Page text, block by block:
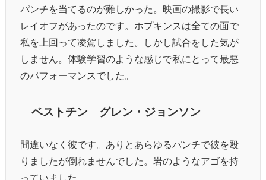
パンチを当てるのが難しかった。映画の撮影で長い
レイオフがあったのです。ホプキンスは全ての面で
私を上回って凌駕しました。しかし試合をした気が
しません。体験学習のような感じで私にとって最悪
のパフォーマンスでした。
ベストチン グレン・ジョンソン
間違いなく彼です。ありとあらゆるパンチで彼を殴
りましたが倒れませんでした。岩のようなアゴを持
っていました。